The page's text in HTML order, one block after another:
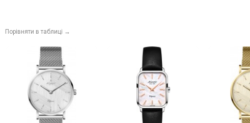
Порівняти в таблиці →